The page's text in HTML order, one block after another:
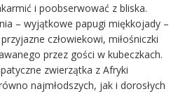
i poobserwować z bliska.
– wyjątkowe papugi miękkojady –
człowiekowi, miłośniczki
przez gości w kubeczkach.
zwierzątka z Afryki
najmłodszych, jak i dorosłych